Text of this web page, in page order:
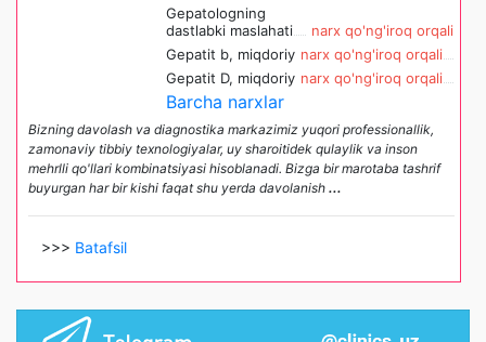
Gepatologning
dastlabki maslahati
narx qo'ng'iroq orqali
Gepatit b, miqdoriy narx qo'ng'iroq orqali
Gepatit D, miqdoriy narx qo'ng'iroq orqali
Barcha narxlar
Bizning davolash va diagnostika markazimiz yuqori professionallik,
zamonaviy tibbiy texnologiyalar, uy sharoitidek qulaylik va inson
mehrlli qo'llari kombinatsiyasi hisoblanadi. Bizga bir marotaba tashrif
buyurgan har bir kishi faqat shu yerda davolanish ...
>>> Batafsil